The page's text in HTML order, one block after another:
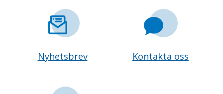
Nyhetsbrev Kontakta oss